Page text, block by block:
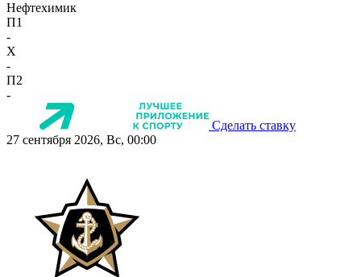
Нефтехимик
П1
-
X
-
П2
-
Сделать ставку
27 сентября 2026, Вс, 00:00